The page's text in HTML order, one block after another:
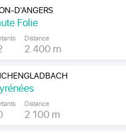
D'ANGERS
Folie
Distance
2 400 m
Distance
2 100 m